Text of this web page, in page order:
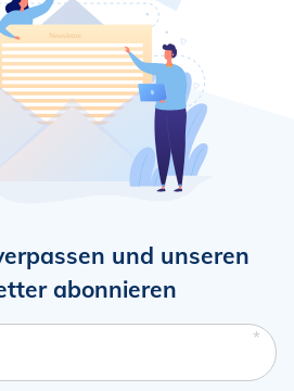
und unseren
abonnieren